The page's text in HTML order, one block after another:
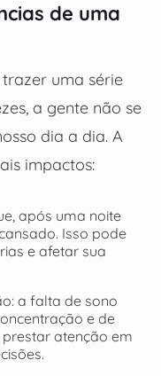
de uma
uma série
a gente não se
dia a dia. A
impactos:
após uma noite
Isso pode
e afetar sua
a falta de sono
e de
atenção em